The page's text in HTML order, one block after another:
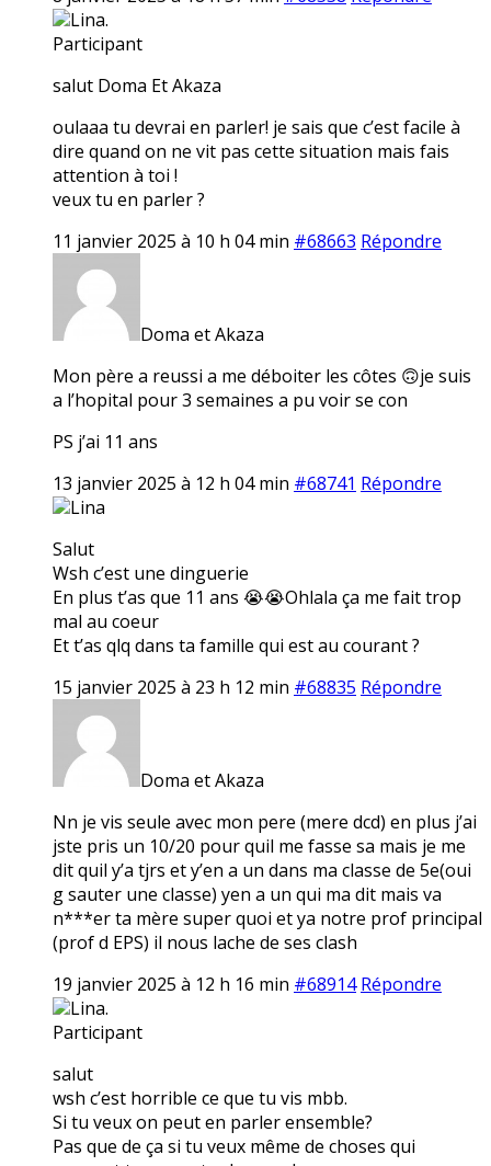
Lina.
Participant
salut Doma Et Akaza
oulaaa tu devrai en parler! je sais que c’est facile à
dire quand on ne vit pas cette situation mais fais
attention à toi !
veux tu en parler ?
11 janvier 2025 à 10 h 04 min #68663 Répondre
Doma et Akaza
Mon père a reussi a me déboiter les côtes 🙃je suis
a l’hopital pour 3 semaines a pu voir se con
PS j’ai 11 ans
13 janvier 2025 à 12 h 04 min #68741 Répondre
Lina
Salut
Wsh c’est une dinguerie
En plus t’as que 11 ans 😭😭Ohlala ça me fait trop
mal au coeur
Et t’as qlq dans ta famille qui est au courant ?
15 janvier 2025 à 23 h 12 min #68835 Répondre
Doma et Akaza
Nn je vis seule avec mon pere (mere dcd) en plus j’ai
jste pris un 10/20 pour quil me fasse sa mais je me
dit quil y’a tjrs et y’en a un dans ma classe de 5e(oui
g sauter une classe) yen a un qui ma dit mais va
n***er ta mère super quoi et ya notre prof principal
(prof d EPS) il nous lache de ses clash
19 janvier 2025 à 12 h 16 min #68914 Répondre
Lina.
Participant
salut
wsh c’est horrible ce que tu vis mbb.
Si tu veux on peut en parler ensemble?
Pas que de ça si tu veux même de choses qui